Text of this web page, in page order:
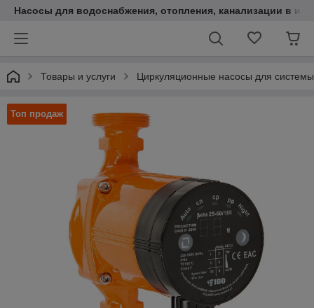
Насосы для водоснабжения, отопления, канализации в
Товары и услуги Циркуляционные насосы для
Топ продаж